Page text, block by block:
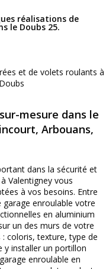
réalisations de
le Doubs 25.
mesure dans le
Arbouans,
dans la sécurité et
Valentigney vous
à vos besoins. Entre
enroulable votre
en aluminium
un des murs de votre
: coloris, texture, type de
y installer un portillon
enroulable en